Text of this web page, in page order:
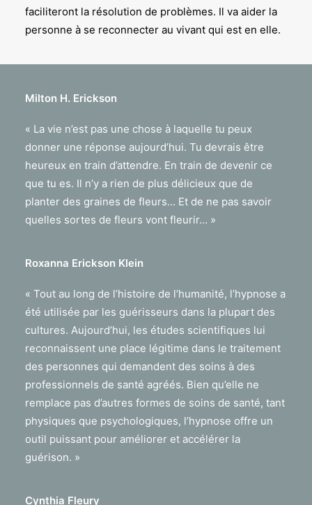
faciliteront la résolution de problèmes. Il va aider la
personne à se reconnecter au vivant qui est en elle.
Milton H. Erickson
« La vie n’est pas une chose à laquelle tu peux
donner une réponse aujourd’hui. Tu devrais être
heureux en train d’attendre. En train de devenir ce
que tu es. Il n’y a rien de plus délicieux que de
planter des graines de fleurs… Et de ne pas savoir
quelles sortes de fleurs vont fleurir… »
Roxanna Erickson Klein
« Tout au long de l’histoire de l’humanité, l’hypnose a
été utilisée par les guérisseurs dans la plupart des
cultures. Aujourd’hui, les études scientifiques lui
reconnaissent une place légitime dans le traitement
des personnes qui demandent des soins à des
professionnels de santé agréés. Bien qu’elle ne
remplace pas d’autres formes de soins de santé, tant
physiques que psychologiques, l’hypnose offre un
outil puissant pour améliorer et accélérer la
guérison. »
Cynthia Fleury